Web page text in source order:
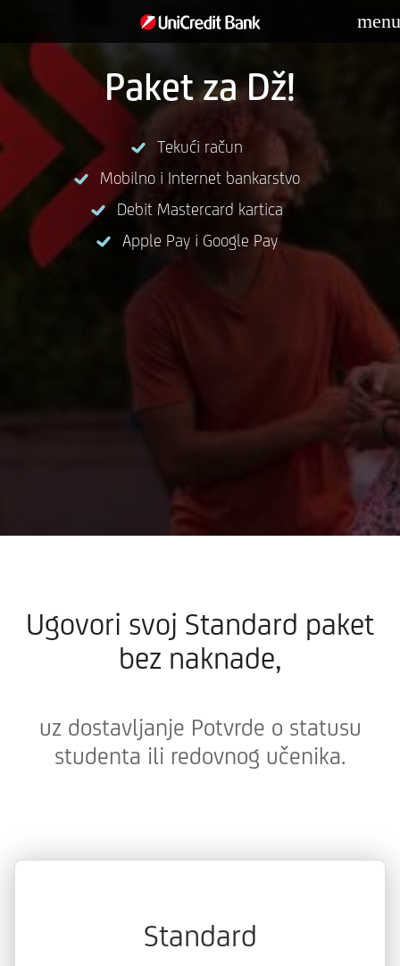
menu
Paket za Dž!
Tekući račun
Mobilno i Internet bankarstvo
Debit Mastercard kartica
Apple Pay i Google Pay
Ugovori svoj Standard paket
bez naknade,
uz dostavljanje Potvrde o statusu
studenta ili redovnog učenika.
Standard